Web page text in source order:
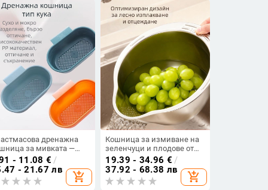
дренажна
за мивката —
за плодове и
за остатъци от
- 11.08 € /
- 21.67 лв
add_shopping_cart
Кошница за измиване на
зеленчуци и плодове от
неръждаема стомана с
филтър за вода,
инструмент за измиване
на ориз и кухненски съд
19.39 - 34.96 € /
37.92 - 68.38 лв
add_shopping_cart